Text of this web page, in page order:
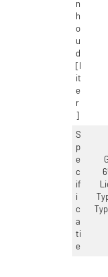
INHOUD [LITER]
VOORRAAD
Op voorraad (21)
Niet op voorraad
n
h
o
u
d
it
e
r
S
p
e
c
if
i
c
a
ti
e